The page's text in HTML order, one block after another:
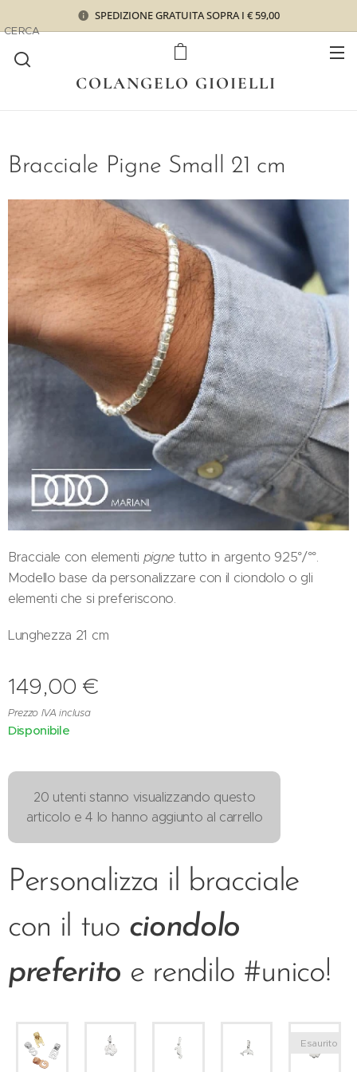
SPEDIZIONE GRATUITA SOPRA I € 59,00
COLANGELO GIOIELLI
CERCA
Bracciale Pigne Small 21 cm
Bracciale con elementi pigne tutto in argento 925°/°°.
Modello base da personalizzare con il ciondolo o gli
elementi che si preferiscono.
Lunghezza 21 cm
149,00 €
Prezzo IVA inclusa
Disponibile
20 utenti stanno visualizzando questo
articolo e 4 lo hanno aggiunto al carrello
Personalizza il bracciale
con il tuo ciondolo
preferito e rendilo #unico!
Esaurito